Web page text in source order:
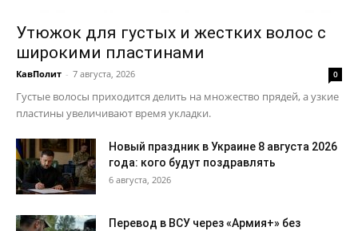
Утюжок для густых и жестких волос с
широкими пластинами
КавПолит - 7 августа, 2026 0
Густые волосы приходится делить на множество прядей, а узкие
пластины увеличивают время укладки.
Новый праздник в Украине 8 августа 2026
года: кого будут поздравлять
6 августа, 2026
Перевод в ВСУ через «Армия+» без